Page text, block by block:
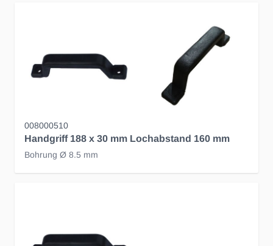
008000510
Handgriff 188 x 30 mm Lochabstand 160 mm
Bohrung Ø 8.5 mm